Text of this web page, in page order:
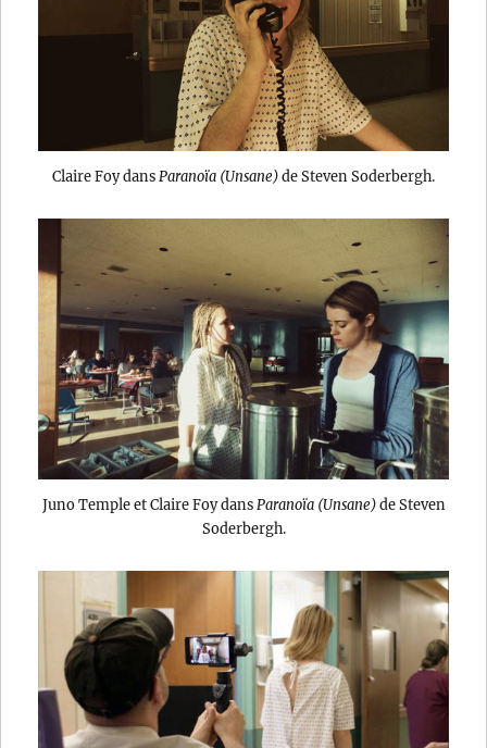
Claire Foy dans Paranoïa (Unsane)de Steven Soderbergh.
Juno Temple et Claire Foy dansParanoïa (Unsane)de Steven
Soderbergh.